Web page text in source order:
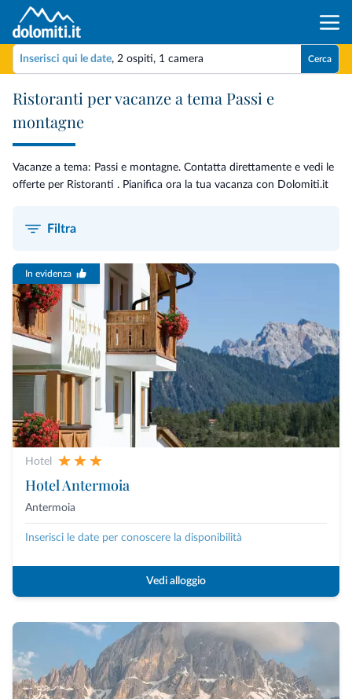
Inserisci qui le date, 2 ospiti, 1 camera Cerca
Ristoranti per vacanze a tema Passi e
montagne
Vacanze a tema: Passi e montagne. Contatta direttamente e vedi le
offerte per Ristoranti . Pianifica ora la tua vacanza con Dolomiti.it
Filtra
In evidenza
Hotel
Hotel Antermoia
Antermoia
Inserisci le date per conoscere la disponibilità
Vedi alloggio